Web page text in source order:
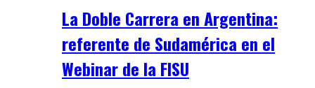
La Doble Carrera en Argentina:
referente de Sudamérica en el
Webinar de la FISU